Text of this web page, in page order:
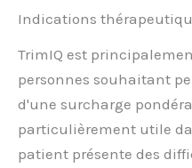
Indications
TrimIQ est
personnes souhaitant
d'une surcharge
particulièrement utile
patient présente des